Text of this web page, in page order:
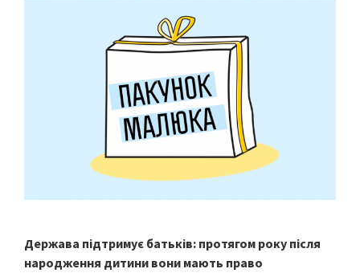
Держава підтримує батьків: протягом року після
народження дитини вони мають право